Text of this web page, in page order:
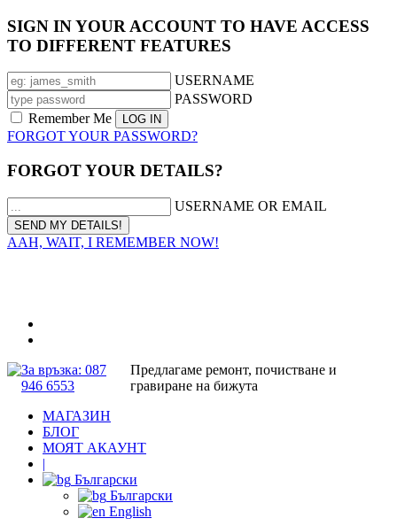
SIGN IN YOUR ACCOUNT TO HAVE ACCESS
TO DIFFERENT FEATURES
USERNAME
PASSWORD
Remember Me
FORGOT YOUR PASSWORD?
FORGOT YOUR DETAILS?
USERNAME OR EMAIL
AAH, WAIT, I REMEMBER NOW!
За връзка: 087
946 6553
Предлагаме ремонт, почистване и
гравиране на бижута
МАГАЗИН
БЛОГ
МОЯТ АКАУНТ
|
Български
Български
English